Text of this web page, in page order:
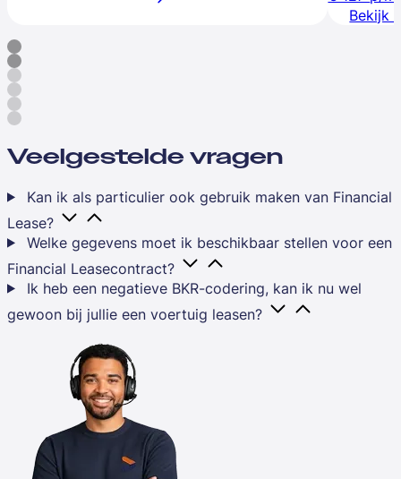
Bekijk
Veelgestelde vragen
Kan ik als particulier ook gebruik maken van Financial
Lease?
Welke gegevens moet ik beschikbaar stellen voor een
Financial Leasecontract?
Ik heb een negatieve BKR-codering, kan ik nu wel
gewoon bij jullie een voertuig leasen?